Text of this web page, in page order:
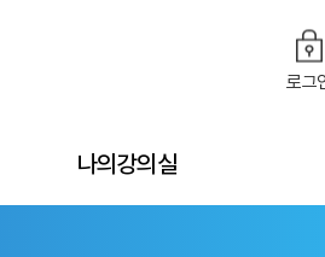
로그
나의강의실